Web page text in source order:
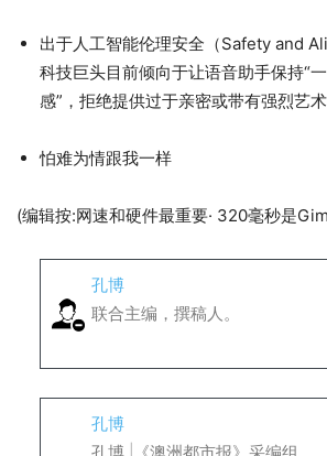
出于人工智能伦理安全（Safety and
科技巨头目前倾向于让语音助手保持“
感”，拒绝提供过于亲密或带有强烈艺术
怕难为情跟我一样
(编辑按:网速和硬件最重要· 320毫秒是
孔博
联合主编，撰稿人。
孔博